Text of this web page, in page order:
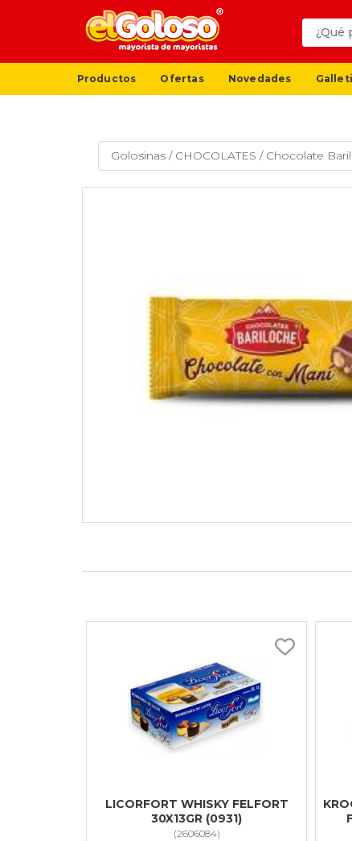
Productos Ofertas Novedades
Golosinas / CHOCOLATES / Chocolate
LICORFORT WHISKY FELFORT
30X13GR (0931)
(2606084)